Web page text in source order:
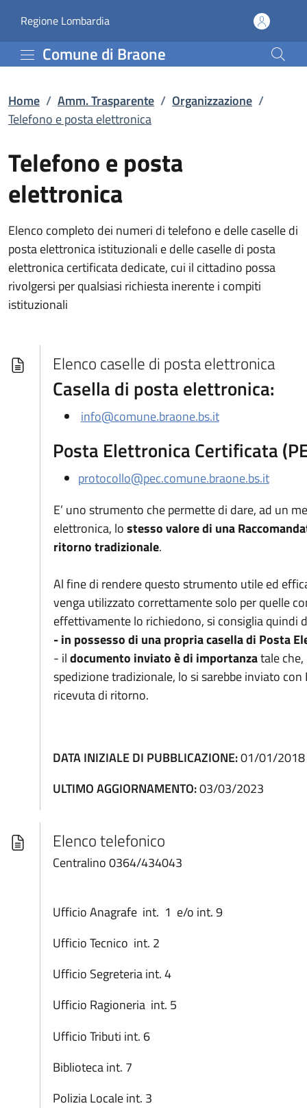
Telefono e posta
Regione Lombardia(apre in un'altra scheda).
Comune di Braone
Home / Amm. Trasparente / Organizzazione /
Telefono e posta elettronica
Telefono e posta
elettronica
Elenco completo dei numeri di telefono e delle caselle di
posta elettronica istituzionali e delle caselle di posta
elettronica certificata dedicate, cui il cittadino possa
rivolgersi per qualsiasi richiesta inerente i compiti
istituzionali
Elenco caselle di posta elettronica
Casella di posta elettronica:
info@comune.braone.bs.it
Posta Elettronica Certificata
protocollo@pec.comune.braone.bs.it
E’ uno strumento che permette di dare, ad un
elettronica, lostesso valore di una
ritorno tradizionale.
Al fine di rendere questo strumento utile ed
venga utilizzato correttamente solo per quelle
effettivamente lo richiedono, si consiglia quindi
- in possesso di una propria casella di Posta
- ildocumento inviato è di importanzatale
spedizione tradizionale, lo si sarebbe inviato
ricevuta di ritorno.
DATA INIZIALE DI PUBBLICAZIONE:01/01/2018
ULTIMO AGGIORNAMENTO:03/03/2023
Elenco telefonico
Centralino 0364/434043
Ufficio Anagrafe int. 1 e/o int. 9
Ufficio Tecnico int. 2
Ufficio Segreteria int. 4
Ufficio Ragioneria int. 5
Ufficio Tributi int. 6
Biblioteca int. 7
Polizia Locale int. 3